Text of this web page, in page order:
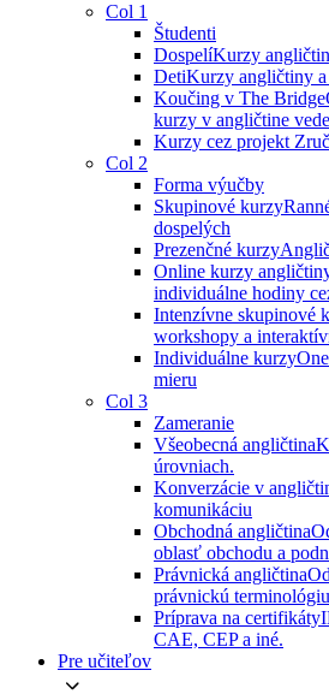
Col 1
Študenti
DospelíKurzy
DetiKurzy angličtiny a
Koučing v The Bridge
kurzy v angličtine
Kurzy cez projekt
Col 2
Forma výučby
Skupinové kurzy
dospelých
Prezenčné kurzy
Online kurzy
individuálne hodiny
Intenzívne skupinové
workshopy a
Individuálne kurzy
mieru
Col 3
Zameranie
Všeobecná angličtina
úrovniach.
Konverzácie v
komunikáciu
Obchodná angličtina
oblasť obchodu a
Právnická angličtina
právnickú terminológiu
Príprava na certifikáty
CAE, CEP a iné.
Pre učiteľov